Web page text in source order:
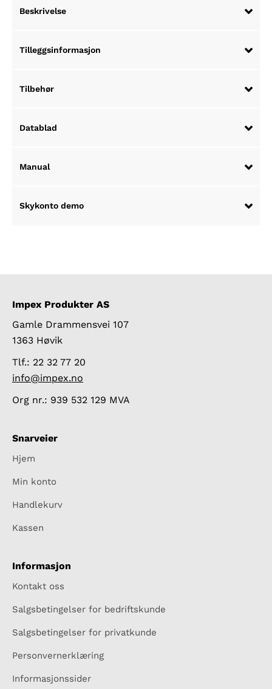
Beskrivelse
Tilleggsinformasjon
Tilbehør
Datablad
Manual
Skykonto demo
Impex Produkter AS
Gamle Drammensvei 107
1363 Høvik
Tlf.: 22 32 77 20
info@impex.no
Org nr.: 939 532 129 MVA
Snarveier
Hjem
Min konto
Handlekurv
Kassen
Informasjon
Kontakt oss
Salgsbetingelser for bedriftskunde
Salgsbetingelser for privatkunde
Personvernerklæring
Informasjonssider